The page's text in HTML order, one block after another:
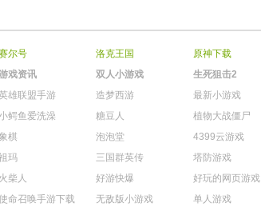
尔号 洛克王国 原神下载
戏资讯 双人小游戏 生死狙击2
雄联盟手游 造梦西游 最新小游戏
鳄鱼爱洗澡 糖豆人 植物大战僵尸
棋 泡泡堂 4399云游戏
玛 三国群英传 塔防游戏
火柴人 好游快爆 好玩的网页游戏
命召唤手游下载 无敌版小游戏 单人游戏